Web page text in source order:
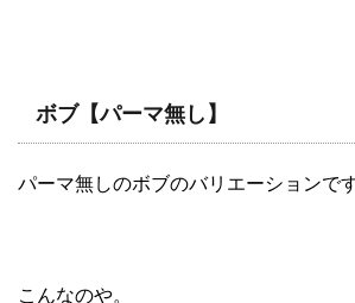
ボブ【パーマ無し】
パーマ無しのボブのバリエーションで
こんなのや。